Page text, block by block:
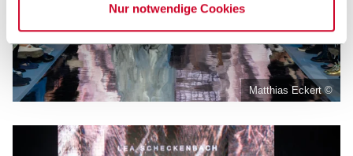
Nur notwendige Cookies
Matthias Eckert ©